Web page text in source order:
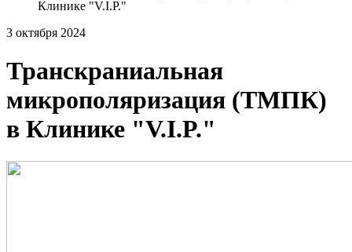
Клинике "V.I.P."
3 октября 2024
Транскраниальная
микрополяризация (ТМПК)
в Клинике "V.I.P."